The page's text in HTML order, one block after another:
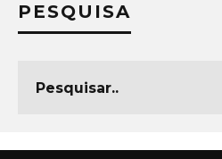
PESQUISA